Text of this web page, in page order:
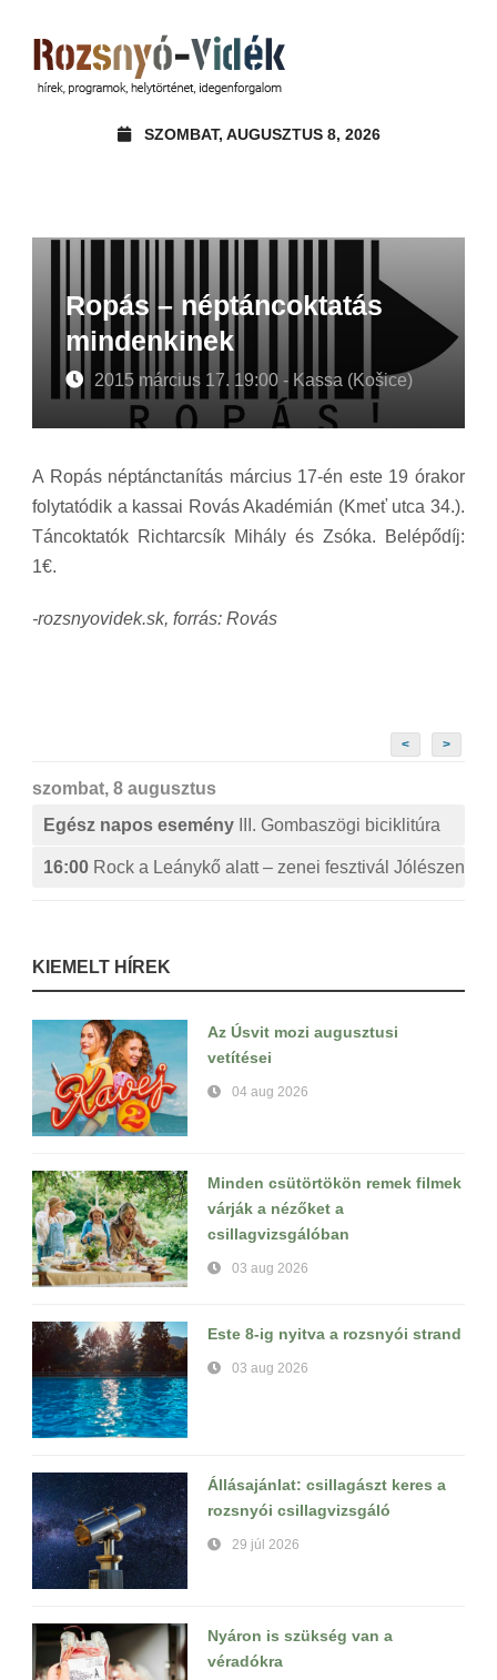
SZOMBAT, AUGUSZTUS 8, 2026
Ropás – néptáncoktatás
mindenkinek
2015 március 17. 19:00 - Kassa (Košice)
A Ropás néptánctanítás március 17-én este 19 órakor
folytatódik a kassai Rovás Akadémián (Kmeť utca 34.).
Táncoktatók Richtarcsík Mihály és Zsóka. Belépődíj:
1€.
-rozsnyovidek.sk, forrás: Rovás
< >
szombat, 8 augusztus
Egész napos esemény
III. Gombaszögi biciklitúra
16:00 Rock a Leánykő alatt – zenei fesztivál Jólészen
KIEMELT HÍREK
Az Úsvit mozi augusztusi
vetítései
04 aug 2026
Minden csütörtökön remek filmek
várják a nézőket a
csillagvizsgálóban
03 aug 2026
Este 8-ig nyitva a rozsnyói strand
03 aug 2026
Állásajánlat: csillagászt keres a
rozsnyói csillagvizsgáló
29 júl 2026
Nyáron is szükség van a
véradókra